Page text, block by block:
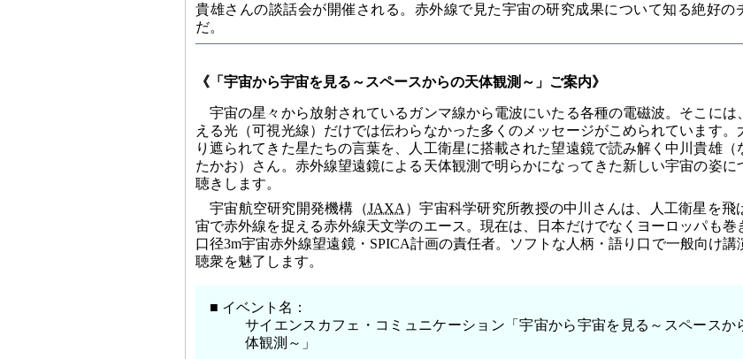
貴雄さんの談話会が開催される。赤外線で見た宇宙の研究成果について知る絶好の
だ。
《「宇宙から宇宙を見る～スペースからの天体観測～」ご案内》
宇宙の星々から放射されているガンマ線から電波にいたる各種の電磁波。そこには
える光（可視光線）だけでは伝わらなかった多くのメッセージがこめられています。
り遮られてきた星たちの言葉を、人工衛星に搭載された望遠鏡で読み解く中川貴雄（
たかお）さん。赤外線望遠鏡による天体観測で明らかになってきた新しい宇宙の姿に
聴きします。
宇宙航空研究開発機構（JAXA ）宇宙科学研究所教授の中川さんは、人工衛星を飛
宙で赤外線を捉える赤外線天文学のエース。現在は、日本だけでなくヨーロッパも巻
口径3m宇宙赤外線望遠鏡・SPICA計画の責任者。ソフトな人柄・語り口で一般向け講
聴衆を魅了します。
■ イベント名：
サイエンスカフェ・コミュニケーション「宇宙から宇宙を見る～スペースか
体観測～」